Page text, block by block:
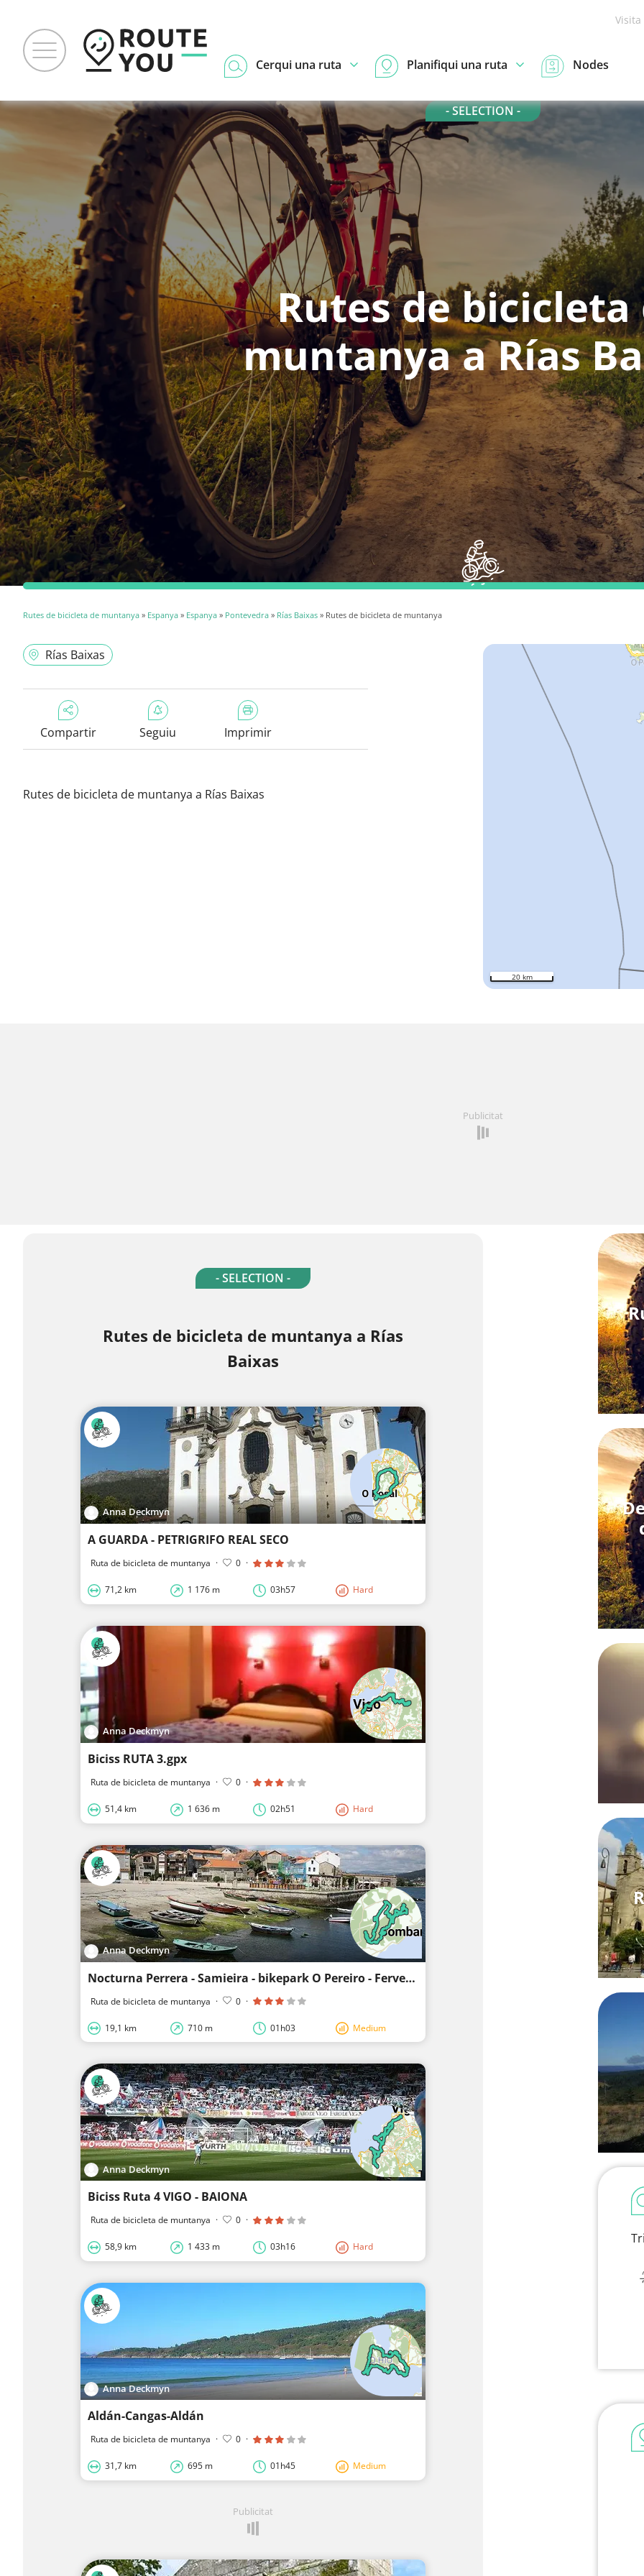
Cerqui una ruta Planifiqui una ruta Nodes
- SELECTION -
Rutes de bicicleta
muntanya a Rías
Rutes de bicicleta de muntanya » Espanya » Espanya » Pontevedra » Rías Baixas » Rutes de bicicleta de muntanya
Rías Baixas
Compartir Seguiu Imprimir
Rutes de bicicleta de muntanya a Rías Baixas
20 km
Publicitat
- SELECTION -
Rutes de bicicleta de muntanya a Rías
Baixas
Anna Deckmyn
A GUARDA - PETRIGRIFO REAL SECO
Ruta de bicicleta de muntanya · 0 ·
71,2 km 1 176 m 03h57 Hard
Anna Deckmyn
Biciss RUTA 3.gpx
Ruta de bicicleta de muntanya · 0 ·
51,4 km 1 636 m 02h51 Hard
Anna Deckmyn
Nocturna Perrera - Samieira - bikepark O Pereiro - Fervenzas
Ruta de bicicleta de muntanya · 0 ·
19,1 km 710 m 01h03 Medium
Anna Deckmyn
Biciss Ruta 4 VIGO - BAIONA
Ruta de bicicleta de muntanya · 0 ·
58,9 km 1 433 m 03h16 Hard
Anna Deckmyn
Aldán-Cangas-Aldán
Ruta de bicicleta de muntanya · 0 ·
31,7 km 695 m 01h45 Medium
Publicitat